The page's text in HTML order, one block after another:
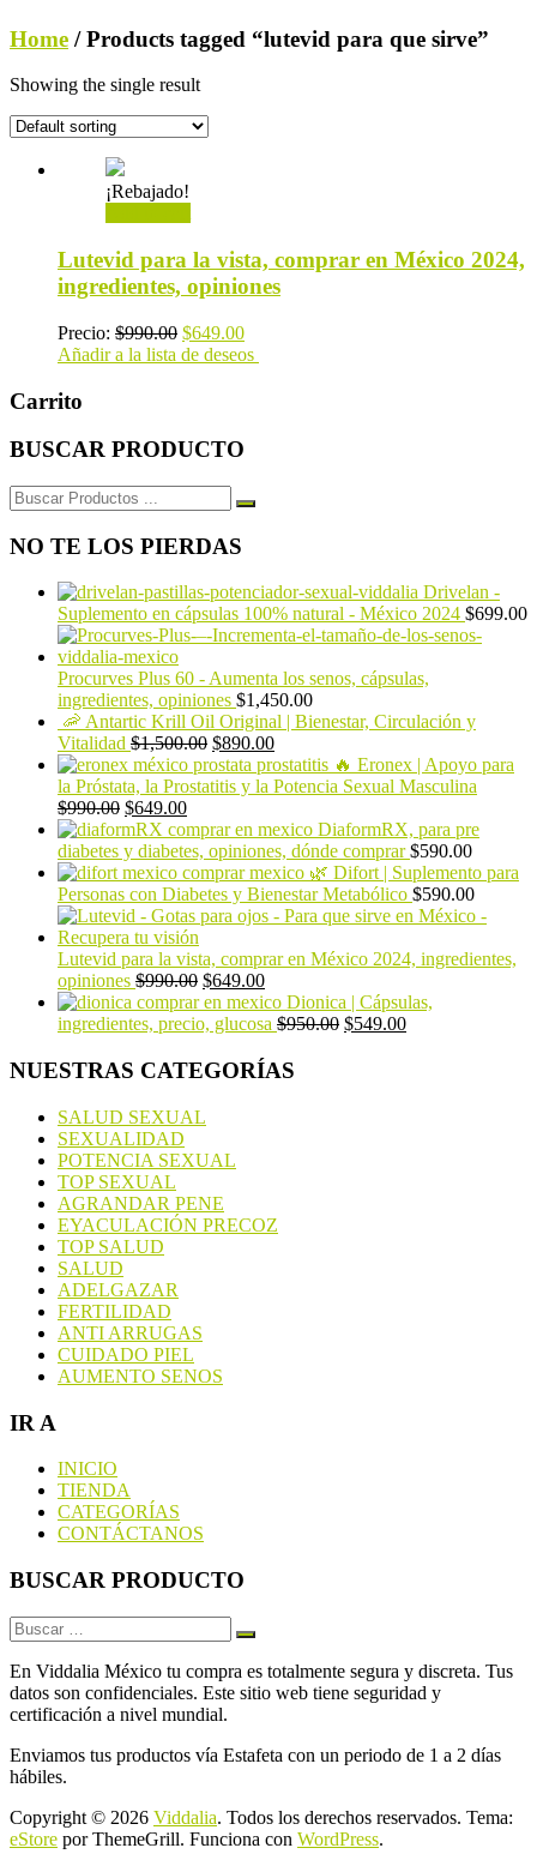
Home / Products tagged “lutevid para que sirve”
Showing the single result
¡Rebajado!
Lutevid para la vista, comprar en México 2024,
ingredientes, opiniones
Precio: $990.00 $649.00
Añadir a la lista de deseos
Carrito
BUSCAR PRODUCTO
Buscar:
NO TE LOS PIERDAS
Drivelan -
Suplemento en cápsulas 100% natural - México 2024 $699.00
Procurves Plus 60 - Aumenta los senos, cápsulas,
ingredientes, opiniones $1,450.00
🦐 Antartic Krill Oil Original | Bienestar, Circulación y
Vitalidad $1,500.00 $890.00
🔥 Eronex | Apoyo para
la Próstata, la Prostatitis y la Potencia Sexual Masculina
$990.00 $649.00
DiaformRX, para pre
diabetes y diabetes, opiniones, dónde comprar $590.00
🌿 Difort | Suplemento para
Personas con Diabetes y Bienestar Metabólico $590.00
Lutevid para la vista, comprar en México 2024, ingredientes,
opiniones $990.00 $649.00
Dionica | Cápsulas,
ingredientes, precio, glucosa $950.00 $549.00
NUESTRAS CATEGORÍAS
SALUD SEXUAL
SEXUALIDAD
POTENCIA SEXUAL
TOP SEXUAL
AGRANDAR PENE
EYACULACIÓN PRECOZ
TOP SALUD
SALUD
ADELGAZAR
FERTILIDAD
ANTI ARRUGAS
CUIDADO PIEL
AUMENTO SENOS
IR A
INICIO
TIENDA
CATEGORÍAS
CONTÁCTANOS
BUSCAR PRODUCTO
En Viddalia México tu compra es totalmente segura y discreta. Tus
datos son confidenciales. Este sitio web tiene seguridad y
certificación a nivel mundial.
Enviamos tus productos vía Estafeta con un periodo de 1 a 2 días
hábiles.
Copyright © 2026 Viddalia. Todos los derechos reservados. Tema:
eStore por ThemeGrill. Funciona con WordPress.